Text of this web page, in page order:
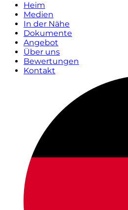
Heim
Medien
In der Nähe
Dokumente
Angebot
Über uns
Bewertungen
Kontakt